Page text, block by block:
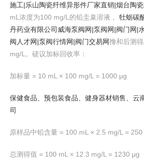
施工|乐山陶瓷纤维异形件厂家直销|烟台陶
mL浓度为100 mg/L的铅圭臬溶液， 牡蛎碳
丹药业有限公司 威海泵阀网|泵阀网|阀门网|
阀人才网|泵阀行情网|阀门交易网搀和后测
mg/L。磋议加标回收率：
加标量 = 10 mL × 100 mg/L = 1000 μg
保健食品、预包装食品、健身器材销售、云
司
原样品中铅含量 = 100 mL × 2.5 mg/L = 250
总测得值 = 100 mL × 12.3 mg/L = 1230 μg